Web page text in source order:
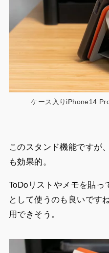
ケース入りiPhone14
このスタンド機能ですが
も効果的。
ToDoリストやメモを貼っ
として使うのも良いです
用できそう。